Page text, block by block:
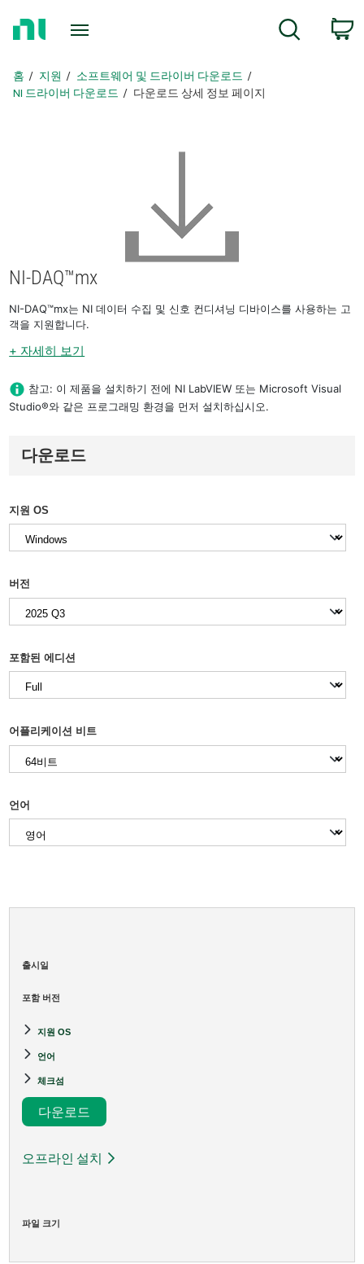
홈 지원
소프트웨어 및 드라이버 다운로드
NI 드라이버 다운로드
다운로드 상세 정보 페이지
NI-DAQ™mx
NI-DAQ™mx는 NI 데이터 수집 및 신호 컨디셔닝 디바이스를 사용하는 고
객을 지원합니다.
+ 자세히 보기
참고: 이 제품을 설치하기 전에 NI LabVIEW 또는 Microsoft Visual
Studio®와 같은 프로그래밍 환경을 먼저 설치하십시오.
다운로드
지원 OS
버전
포함된 에디션
어플리케이션 비트
언어
출시일
포함 버전
​지원 OS
언어
체크섬
다운로드​
오프라인 설치
파일 크기